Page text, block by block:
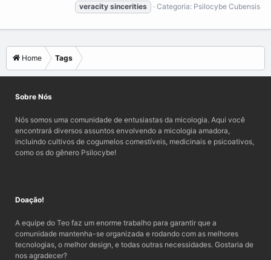
veracity sincerities Categoria: Psilocybe Cubensis
Home Tags
Sobre Nós
Nós somos uma comunidade de entusiastas da micologia. Aqui você
encontrará diversos assuntos envolvendo a micologia amadora,
incluindo cultivos de cogumelos comestíveis, medicinais e psicoativos,
como os do gênero Psilocybe!
Doação!
A equipe do Teo faz um enorme trabalho para garantir que a
comunidade mantenha-se organizada e rodando com as melhores
tecnologias, o melhor design, e todas outras necessidades. Gostaria de
nos agradecer?